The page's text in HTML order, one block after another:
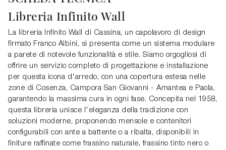
Libreria Infinito Wall
La libreria Infinito Wall di Cassina, un capolavoro di design
firmato Franco Albini, si presenta come un sistema modulare
a parete di notevole funzionalità e stile. Siamo orgogliosi di
offrire un servizio completo di progettazione e installazione
per questa icona d'arredo, con una copertura estesa nelle
zone di Cosenza, Campora San Giovanni - Amantea e Paola,
garantendo la massima cura in ogni fase. Concepita nel 1958,
questa libreria unisce l'eleganza della tradizione con
soluzioni moderne, proponendo mensole e contenitori
configurabili con ante a battente o a ribalta, disponibili in
finiture raffinate come frassino naturale, frassino tinto nero o